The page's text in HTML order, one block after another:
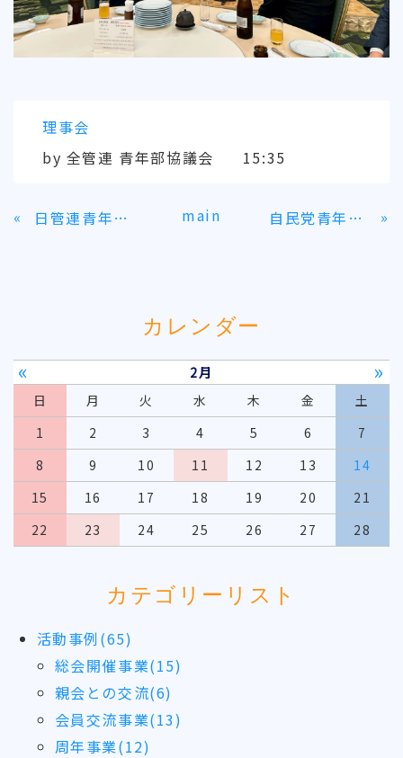
理事会
by 全管連 青年部協議会 15:35
« 日管連青年部及び全管連青年部 第5回合同部会 main 自民党青年局との意見交換会 »
カレンダー
« 2月 »
日 月 火 水 木 金
土
1
2 3 4 5 6
7
8
9 10 11 12 13
14
15
16 17 18 19 20
21
22
23 24 25 26 27 28
カテゴリーリスト
活動事例(65)
総会開催事業(15)
親会との交流(6)
会員交流事業(13)
周年事業(12)